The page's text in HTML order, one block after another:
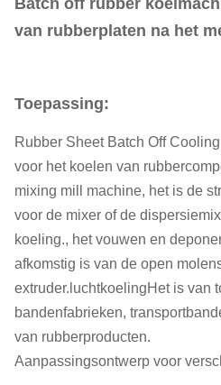
Batch off rubber
van rubberplaten na het
Toepassing:
Rubber Sheet Batch Off
voor het koelen van
mixing mill machine, het is de
voor de mixer of de
koeling., het vouwen en
afkomstig is van de open
extruder.luchtkoelingHet is van
bandenfabrieken,
van rubberproducten.
Aanpassingsontwerp voor